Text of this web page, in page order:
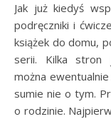
Jak już kiedyś wspominałam, dzieci mają w przedszkolu
podręczniki i
książek do domu,
serii. Kilka stron
można
sumie nie o tym.
o rodzinie.